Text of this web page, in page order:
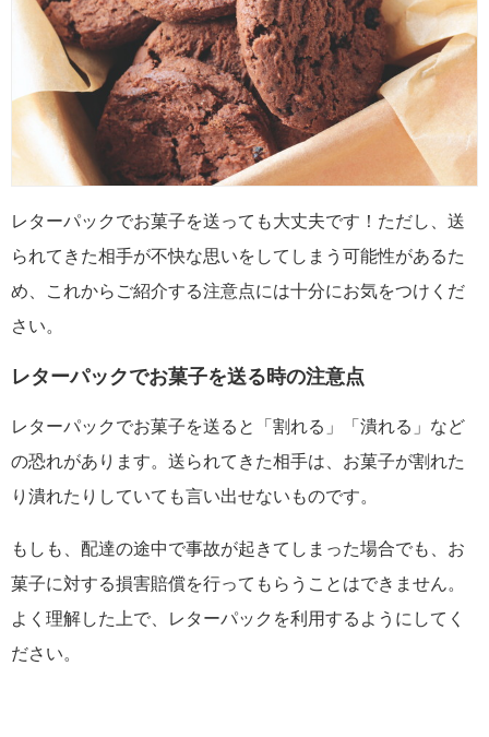
レターパックでお菓子を送っても大丈夫です！ただし、送
られてきた相手が不快な思いをしてしまう可能性があるた
め、これからご紹介する注意点には十分にお気をつけくだ
さい。
レターパックでお菓子を送る時の注意点
レターパックでお菓子を送ると「割れる」「潰れる」など
の恐れがあります。送られてきた相手は、お菓子が割れた
り潰れたりしていても言い出せないものです。
もしも、配達の途中で事故が起きてしまった場合でも、お
菓子に対する損害賠償を行ってもらうことはできません。
よく理解した上で、レターパックを利用するようにしてく
ださい。